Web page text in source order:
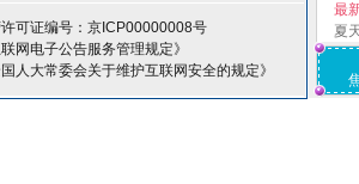
可证编号：京ICP00000008号
网电子公告服务管理规定》
人大常委会关于维护互联网安全的规定》
最
夏